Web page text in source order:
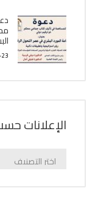
الإعلانات
الإعلانات